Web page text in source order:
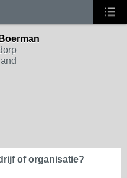
of organisatie?